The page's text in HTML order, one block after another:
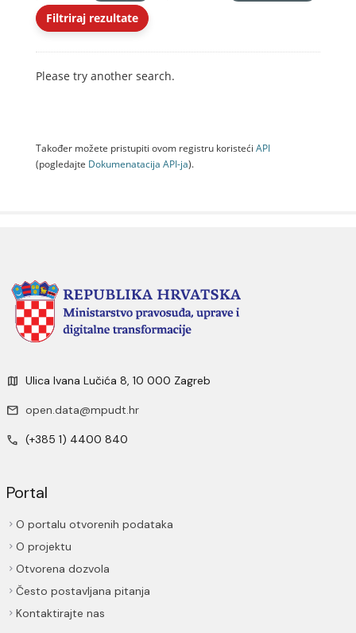
Filtriraj rezultate
Please try another search.
Također možete pristupiti ovom registru koristeći API
(pogledajte Dokumenаtаcijа API-jа).